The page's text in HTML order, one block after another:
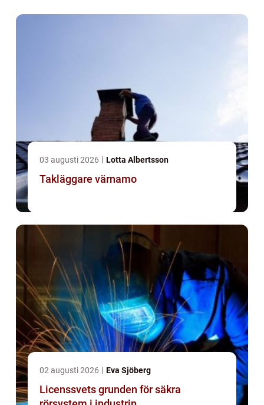
03 augusti 2026 Lotta Albertsson
Takläggare värnamo
02 augusti 2026 Eva Sjöberg
Licenssvets grunden för säkra